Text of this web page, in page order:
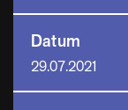
Datum
29.07.2021